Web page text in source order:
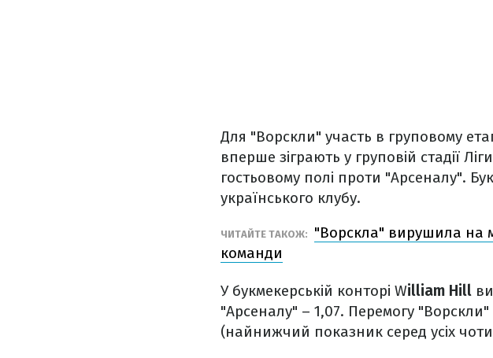
Для "Ворскли" участь в груповому
вперше зіграють у груповій стадії
гостьовому полі проти "Арсеналу".
українського клубу.
ЧИТАЙТЕ ТАКОЖ:
"Ворскла" вирушила на
команди
У букмекерській конторі William Hill
"Арсеналу" – 1,07. Перемогу
(найнижчий показник серед усіх